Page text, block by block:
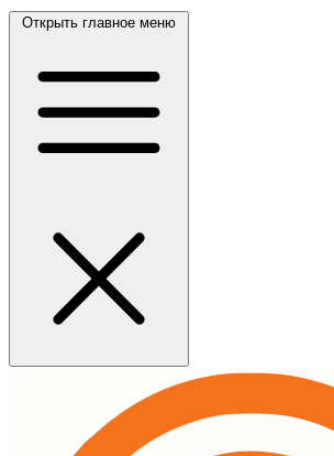
Открыть главное меню